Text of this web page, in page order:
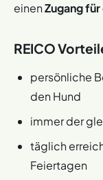
einenZugang
REICO
persönliche
den Hund
immer der
täglich
Feiertagen